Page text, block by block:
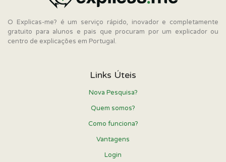
O Explicas-me? é um serviço rápido, inovador e completamente
gratuito para alunos e pais que procuram por um explicador ou
centro de explicações em Portugal.
Links Úteis
Nova Pesquisa?
Quem somos?
Como funciona?
Vantagens
Login